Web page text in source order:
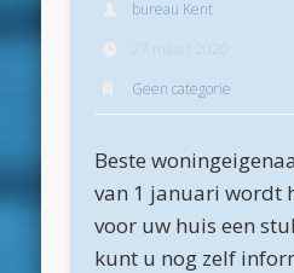
Archieven
juni 2026
mei 2026
april 2026
maart 2026
bureau Kent
27 maart 2020
Geen categorie
Beste
van 1 januari wordt
voor uw huis een
kunt u nog zelf